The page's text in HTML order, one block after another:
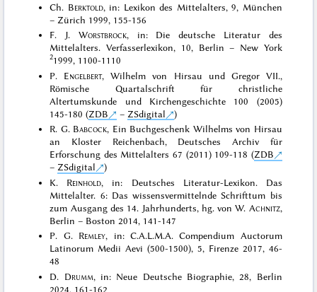
Ch. Berktold, in: Lexikon des Mittelalters, 9, München
– Zürich 1999, 155-156
F. J. Worstbrock, in: Die deutsche Literatur des
Mittelalters. Verfasserlexikon, 10, Berlin – New York
21999, 1100-1110
P. Engelbert, Wilhelm von Hirsau und Gregor VII.,
Römische Quartalschrift für christliche
Altertumskunde und Kirchengeschichte 100 (2005)
145-180 (ZDB – ZSdigital
)
R. G. Babcock, Ein Buchgeschenk Wilhelms von Hirsau
an Kloster Reichenbach, Deutsches Archiv für
Erforschung des Mittelalters 67 (2011) 109-118 (ZDB
– ZSdigital
)
K. Reinhold, in: Deutsches Literatur-Lexikon. Das
Mittelalter. 6: Das wissensvermittelnde Schrifttum bis
zum Ausgang des 14. Jahrhunderts, hg. von W. Achnitz,
Berlin – Boston 2014, 141-147
P. G. Remley, in: C.A.L.M.A. Compendium Auctorum
Latinorum Medii Aevi (500-1500), 5, Firenze 2017, 46-
48
D. Drumm, in: Neue Deutsche Biographie, 28, Berlin
2024, 161-162